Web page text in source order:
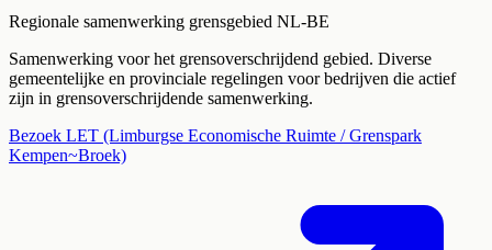
Regionale samenwerking grensgebied NL-BE
Samenwerking voor het grensoverschrijdend gebied. Diverse
gemeentelijke en provinciale regelingen voor bedrijven die actief
zijn in grensoverschrijdende samenwerking.
Bezoek LET (Limburgse Economische Ruimte / Grenspark
Kempen~Broek)